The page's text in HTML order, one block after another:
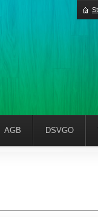
AGB DSVGO